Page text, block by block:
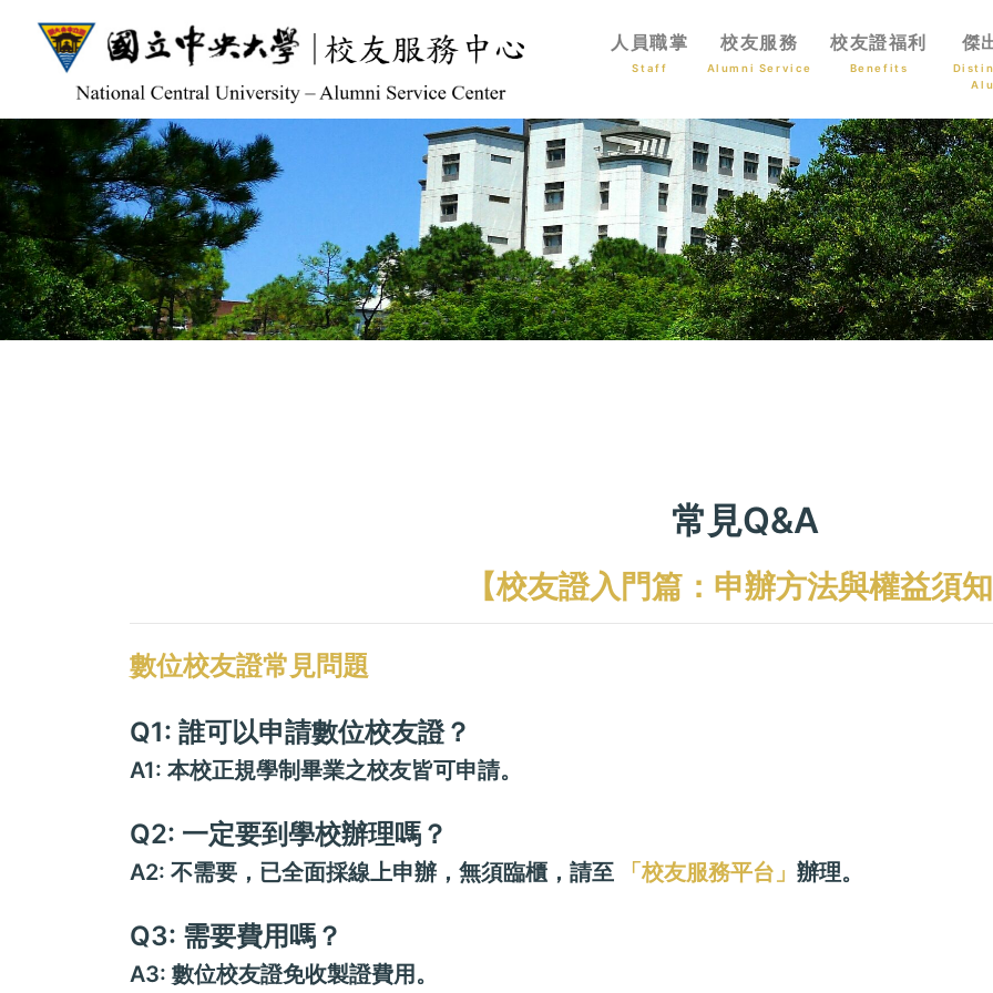
人員職掌
Staff
校友服務
Alumni Service
校友證福利
Benefits
傑
常見Q&A
【校友證入門篇：申辦方法與權益須
數位校友證常見問題
Q1: 誰可以申請數位校友證？
A1: 本校正規學制畢業之校友皆可申請。
Q2: 一定要到學校辦理嗎？
A2: 不需要，已全面採線上申辦，無須臨櫃，請至 「校友服務平台」 辦理。
Q3: 需要費用嗎？
A3: 數位校友證免收製證費用。